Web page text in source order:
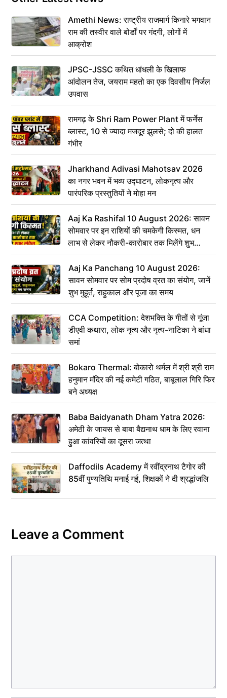
Amethi News: राष्ट्रीय राजमार्ग किनारे भगवान
राम की तस्वीर वाले बोर्डों पर गंदगी, लोगों में
आक्रोश
JPSC-JSSC कथित धांधली के खिलाफ
आंदोलन तेज, जयराम महतो का एक दिवसीय निर्जल
उपवास
रामगढ़ के Shri Ram Power Plant में फर्नेस
ब्लास्ट, 10 से ज्यादा मजदूर झुलसे; दो की हालत
गंभीर
Jharkhand Adivasi Mahotsav 2026
का नगर भवन में भव्य उद्घाटन, लोकनृत्य और
पारंपरिक प्रस्तुतियों ने मोहा मन
Aaj Ka Rashifal 10 August 2026: सावन
सोमवार पर इन राशियों की चमकेगी किस्मत, धन
लाभ से लेकर नौकरी-कारोबार तक मिलेंगे शुभ
संकेत
Aaj Ka Panchang 10 August 2026:
सावन सोमवार पर सोम प्रदोष व्रत का संयोग, जानें
शुभ मुहूर्त, राहुकाल और पूजा का समय
CCA Competition: देशभक्ति के गीतों से गूंजा
डीएवी कथारा, लोक नृत्य और नृत्य-नाटिका ने बांधा
समां
Bokaro Thermal: बोकारो थर्मल में श्री श्री राम
हनुमान मंदिर की नई कमेटी गठित, बाबूलाल गिरि फिर
बने अध्यक्ष
Baba Baidyanath Dham Yatra 2026:
अमेठी के जायस से बाबा बैद्यनाथ धाम के लिए रवाना
हुआ कांवरियों का दूसरा जत्था
Daffodils Academy में रवींद्रनाथ टैगोर की
85वीं पुण्यतिथि मनाई गई, शिक्षकों ने दी श्रद्धांजलि
Leave a Comment